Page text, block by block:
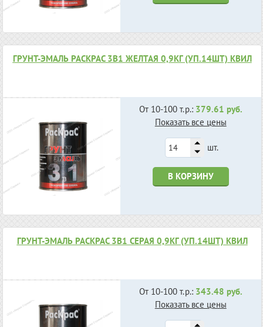
ГРУНТ-ЭМАЛЬ РАСКРАС 3В1 ЖЕЛТАЯ 0,9КГ (УП.14ШТ) КВИЛ
От 10-100 т.р.: 379.61 руб.
Показать все цены
шт.
В КОРЗИНУ
ГРУНТ-ЭМАЛЬ РАСКРАС 3В1 СЕРАЯ 0,9КГ (УП.14ШТ) КВИЛ
От 10-100 т.р.: 343.48 руб.
Показать все цены